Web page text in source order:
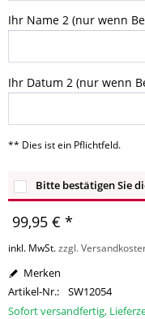
Ihr Name 2 (nur wenn
Ihr Datum 2 (nur wenn
** Dies ist ein Pflichtfeld.
Bitte bestätigen Sie
99,95 € *
inkl. MwSt.zzgl.
Merken
Artikel-Nr.:
SW12054
Sofort versandfertig,